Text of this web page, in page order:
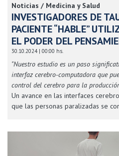
Noticias / Medicina y Salud
INVESTIGADORES DE
PACIENTE “HABLE”
EL PODER DEL
30.10.2024 | 00:00 hs.
"Nuestro estudio es un paso
interfaz cerebro-computadora que
control del cerebro para la
Un avance en las interfaces
que las personas paralizadas se